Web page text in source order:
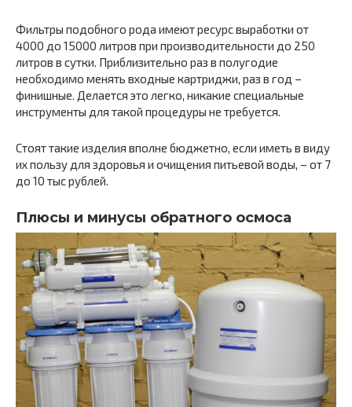
Фильтры подобного рода имеют ресурс выработки от
4000 до 15000 литров при производительности до 250
литров в сутки. Приблизительно раз в полугодие
необходимо менять входные картриджи, раз в год –
финишные. Делается это легко, никакие специальные
инструменты для такой процедуры не требуется.
Стоят такие изделия вполне бюджетно, если иметь в виду
их пользу для здоровья и очищения питьевой воды, – от 7
до 10 тыс рублей.
Плюсы и минусы обратного осмоса